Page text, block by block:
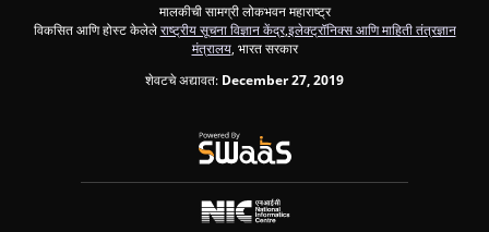
मालकीची सामग्री लोकभवन महाराष्ट्र
विकसित आणि होस्ट केलेलेराष्ट्रीय सूचना विज्ञान केंद्र,इलेक्ट्रॉनिक्स आणि माहिती तंत्रज्ञान
मंत्रालय, भारत सरकार
शेवटचे अद्यावत: December 27, 2019